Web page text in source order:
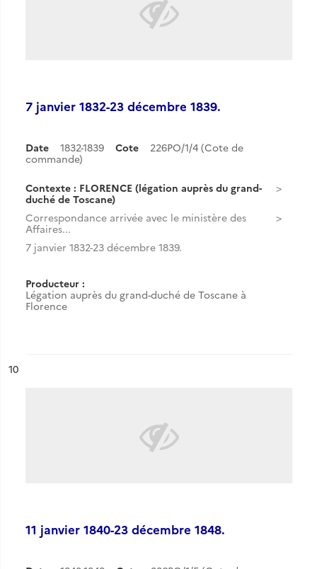
7 janvier 1832-23 décembre 1839.
Date 1832-1839 Cote
226PO/1/4 (Cote de
commande)
Contexte : FLORENCE (légation auprès du grand-
duché de Toscane)
Correspondance arrivée avec le ministère des
Affaires...
7 janvier 1832-23 décembre 1839.
Producteur :
Légation auprès du grand-duché de Toscane à
Florence
n°
10
11 janvier 1840-23 décembre 1848.